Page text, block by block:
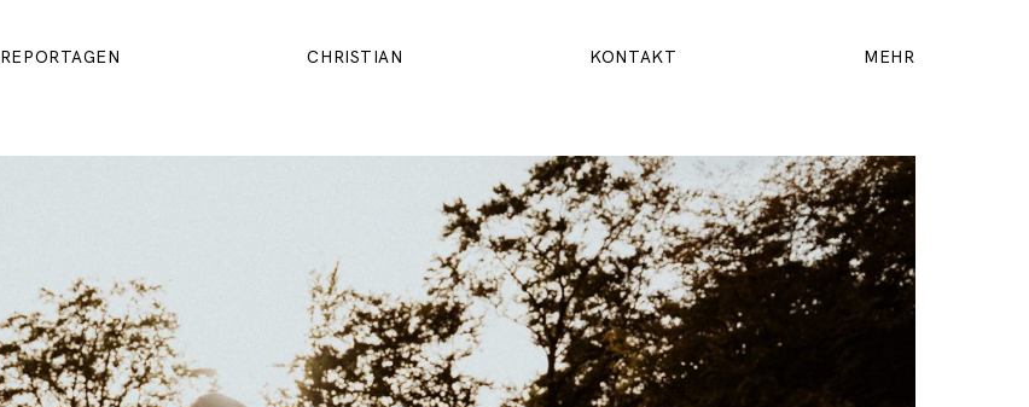
REPORTAGEN CHRISTIAN KONTAKT MEHR
MEHR